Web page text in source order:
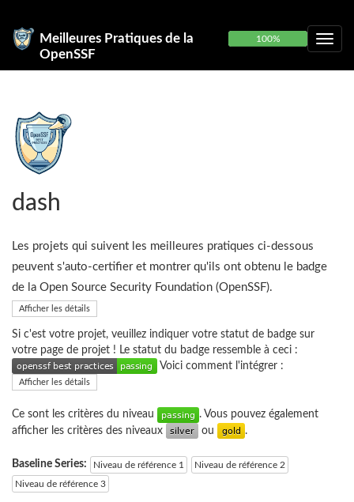
Meilleures Pratiques de la
OpenSSF
100%
dash
Les projets qui suivent les meilleures pratiques ci-dessous
peuvent s'auto-certifier et montrer qu'ils ont obtenu le badge
de la Open Source Security Foundation (OpenSSF).
Afficher les détails
Si c'est votre projet, veuillez indiquer votre statut de badge sur
votre page de projet ! Le statut du badge ressemble à ceci :
Voici comment l'intégrer :
Afficher les détails
Ce sont les critères du niveau
. Vous pouvez également
afficher les critères des niveaux
ou .
Baseline Series: Niveau de référence 1
Niveau de référence 2
Niveau de référence 3